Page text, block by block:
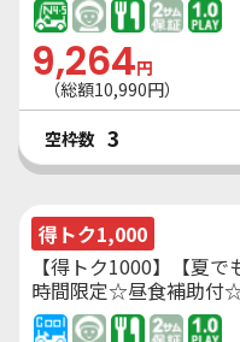
9,264円
（総額10,990円）
空枠数 3
得トク1,000
【得トク1000】【夏
時間限定☆昼食補助付